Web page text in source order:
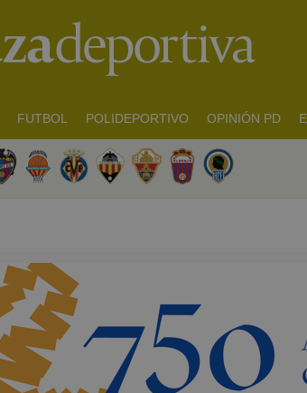
FUTBOL POLIDEPORTIVO OPINIÓN PD